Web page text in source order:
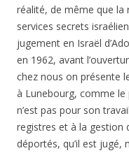
réalité, de même que la
services secrets
jugement en Israël
en 1962, avant
chez nous on présente
à Lunebourg, comme le
n’est pas pour son
registres et à la gestion
déportés, qu’il est